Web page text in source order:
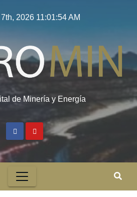
2026 11:01:55 AM
de Minería y Energía